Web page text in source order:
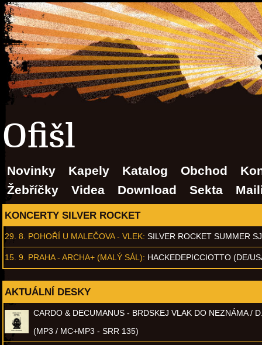
Ofišl
Novinky Kapely Katalog Obchod
Žebříčky
Videa Download Sekta
KONCERTY SILVER ROCKET
29. 8. POHOŘÍ U MALEČOVA - VLEK: SILVER ROCKET SUMMER
15. 9. PRAHA - ARCHA+ (MALÝ SÁL): HACKEDEPICCIOTTO (DE/
AKTUÁLNÍ DESKY
CARDO & DECUMANUS - BRDSKEJ VLAK DO NEZNÁMA /
(MP3 / MC+MP3 - SRR 135)